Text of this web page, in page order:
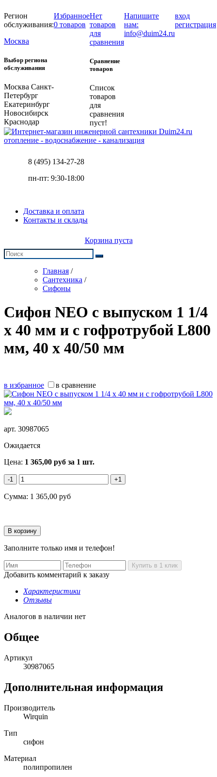
Регион
обслуживания:
Москва
Выбор региона
обслуживания
Москва Санкт-
Петербург
Екатеринбург
Новосибирск
Краснодар
Избранное
0 товаров
Нет
товаров
для
сравнения
Сравнение
товаров
Список
товаров
для
сравнения
пуст!
Напишите
нам:
info@duim24.ru
вход
регистрация
отопление - водоснабжение - канализация
8 (495) 134-27-28
пн-пт: 9:30-18:00
Доставка и оплата
Контакты и склады
Корзина пуста
Главная /
Сантехника /
Сифоны
Сифон NEO с выпуском 1 1/4
х 40 мм и с гофротрубой L800
мм, 40 х 40/50 мм
в избранное в сравнение
арт. 30987065
Ожидается
Цена: 1 365,00 руб за 1 шт.
-1 +1
Сумма: 1 365,00 руб
Заполните только имя и телефон!
Добавить комментарий к заказу
Характеристики
Отзывы
Аналогов в наличии нет
Общее
Артикул
30987065
Дополнительная информация
Производитель
Wirquin
Тип
сифон
Материал
полипропилен